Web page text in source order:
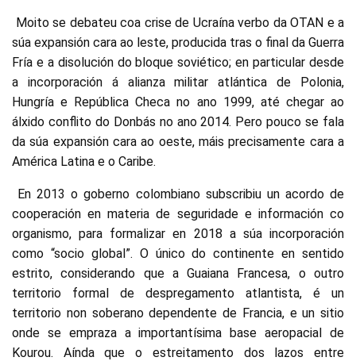
Moito se debateu coa crise de Ucraína verbo da OTAN e a
súa expansión cara ao leste, producida tras o final da Guerra
Fría e a disolución do bloque soviético; en particular desde
a incorporación á alianza militar atlántica de Polonia,
Hungría e República Checa no ano 1999, até chegar ao
álxido conflito do Donbás no ano 2014. Pero pouco se fala
da súa expansión cara ao oeste, máis precisamente cara a
América Latina e o Caribe.
En 2013 o goberno colombiano subscribiu un acordo de
cooperación en materia de seguridade e información co
organismo, para formalizar en 2018 a súa incorporación
como “socio global”. O único do continente en sentido
estrito, considerando que a Guaiana Francesa, o outro
territorio formal de despregamento atlantista, é un
territorio non soberano dependente de Francia, e un sitio
onde se empraza a importantísima base aeropacial de
Kourou. Aínda que o estreitamento dos lazos entre